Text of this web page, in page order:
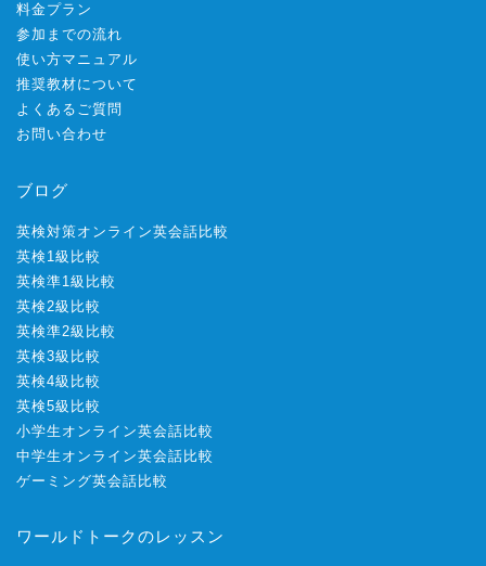
料金プラン
参加までの流れ
使い方マニュアル
推奨教材について
よくあるご質問
お問い合わせ
ブログ
英検対策オンライン英会話比較
英検1級比較
英検準1級比較
英検2級比較
英検準2級比較
英検3級比較
英検4級比較
英検5級比較
小学生オンライン英会話比較
中学生オンライン英会話比較
ゲーミング英会話比較
ワールドトークのレッスン